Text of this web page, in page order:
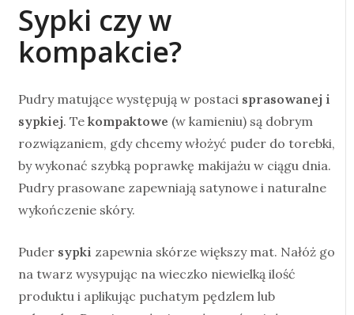
Sypki czy w
kompakcie?
Pudry matujące występują w postaci sprasowanej i
sypkiej. Te kompaktowe (w kamieniu) są dobrym
rozwiązaniem, gdy chcemy włożyć puder do torebki,
by wykonać szybką poprawkę makijażu w ciągu dnia.
Pudry prasowane zapewniają satynowe i naturalne
wykończenie skóry.
Puder sypki zapewnia skórze większy mat. Nałóż go
na twarz wysypując na wieczko niewielką ilość
produktu i aplikując puchatym pędzlem lub